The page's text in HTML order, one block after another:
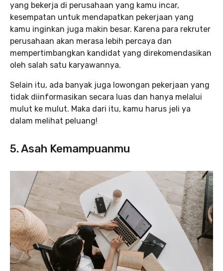
yang bekerja di perusahaan yang kamu incar,
kesempatan untuk mendapatkan pekerjaan yang
kamu inginkan juga makin besar. Karena para rekruter
perusahaan akan merasa lebih percaya dan
mempertimbangkan kandidat yang direkomendasikan
oleh salah satu karyawannya.
Selain itu, ada banyak juga lowongan pekerjaan yang
tidak diinformasikan secara luas dan hanya melalui
mulut ke mulut. Maka dari itu, kamu harus jeli ya
dalam melihat peluang!
5. Asah Kemampuanmu